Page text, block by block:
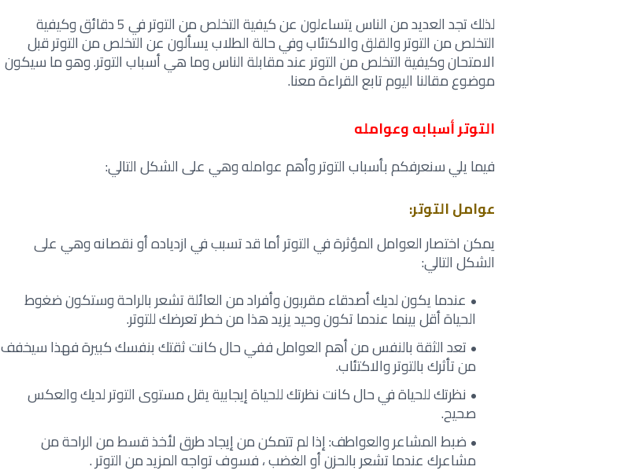
لذلك تجد العديد من الناس يتساءلون عن كيفية التخلص من التوتر في 5 دقائق وكيفية
التخلص ‏من التوتر والقلق والاكتئاب وفي حالة الطلاب يسألون عن التخلص من التوتر قبل
الامتحان و‏كيفية التخلص من التوتر عند مقابلة الناس وما هي أسباب التوتر‎.‎ وهو ما سيكون
موضوع مقالنا اليوم تابع القراءة معنا‎.‎
التوتر أسبابه وعوامله
فيما يلي سنعرفكم بأسباب التوتر وأهم عوامله وهي على الشكل التالي‎:‎
عوامل التوتر‎:‎
يمكن اختصار العوامل المؤثرة في التوتر أما قد تسبب في ازدياده أو نقصانه وهي على
الشكل ‏التالي‎:‎
عندما يكون لديك أصدقاء مقربون وأفراد من العائلة تشعر بالراحة وستكون ضغوط
الحياة أقل ‏بينما عندما تكون وحيد يزيد هذا من خطر تعرضك للتوتر‎.‎
تعد الثقة بالنفس من أهم العوامل ففي حال كانت ثقتك بنفسك كبيرة فهذا سيخفف
من تأثرك ‏بالتوتر والاكتئاب‎.‎
نظرتك للحياة في حال كانت نظرتك للحياة إيجابية يقل مستوى التوتر لديك والعكس
صحيح‎.‎
ضبط المشاعر والعواطف: إذا لم تتمكن من إيجاد طرق لأخذ قسط من الراحة من
مشاعرك عندما ‏تشعر بالحزن أو الغضب ، فسوف تواجه المزيد من التوتر‎. ‎